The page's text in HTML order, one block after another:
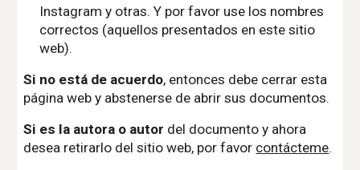
Instagram y otras. Y por favor use los nombres
correctos (aquellos presentados en este sitio
web).
Si no está de acuerdo, entonces debe cerrar esta
página web y abstenerse de abrir sus documentos.
Si es la autora o autor del documento y ahora
desea retirarlo del sitio web, por favor contácteme.